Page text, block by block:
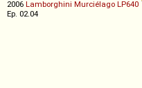
2006 Lamborghini Murciélago LP640
Ep. 02.04